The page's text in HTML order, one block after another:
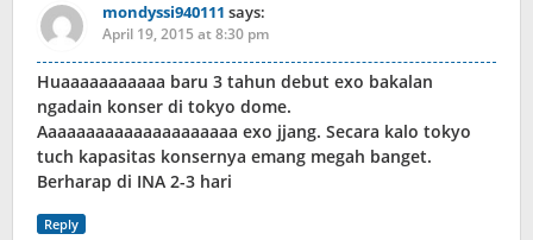
mondyssi940111 says:
April 19, 2015 at 8:30 pm
Huaaaaaaaaaaa baru 3 tahun debut exo bakalan
ngadain konser di tokyo dome.
Aaaaaaaaaaaaaaaaaaaaa exo jjang. Secara kalo tokyo
tuch kapasitas konsernya emang megah banget.
Berharap di INA 2-3 hari
Reply